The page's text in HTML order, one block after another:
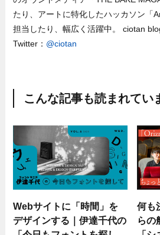
たり、アートに特化したハッカソン「
担当したり、幅広く活躍中。 ciotan
Twitter： @ciotan
こんな記事も読まれてい
Webサイトに「時間」を
デザインする｜伊達千代の
何も
らの